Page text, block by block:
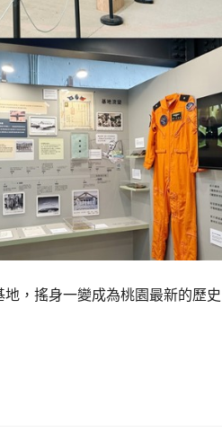
，搖身一變成為桃園最新的歷史